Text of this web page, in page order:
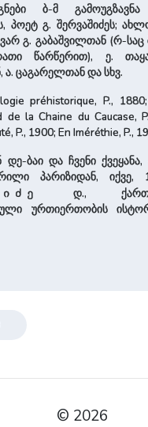
ბ-მ
პოეტ გ. შერვაშიძეს;
გ. გაბაშვილთან (რ-საც
წარწერით), ე.
ა. ცაგარელთან და სხვ.
préhistorique, P.,
de la Chaine du Caucase,
P., 1900; En Iméréthie, P.,
ბაი და ჩვენი ქვეყანა,
პარიზიდან,
დ.,
ურთიერთობის
© 2026